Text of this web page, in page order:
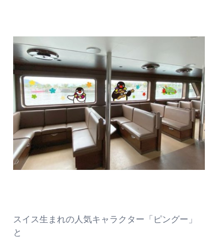
スイス生まれの人気キャラクター「ピングー」
と